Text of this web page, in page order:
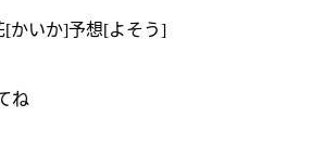
かいか]予想[よそう]
ね